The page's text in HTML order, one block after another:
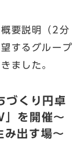
要説明（2分
するグループ
ました。
づくり円卓
を開催～
み出す場～